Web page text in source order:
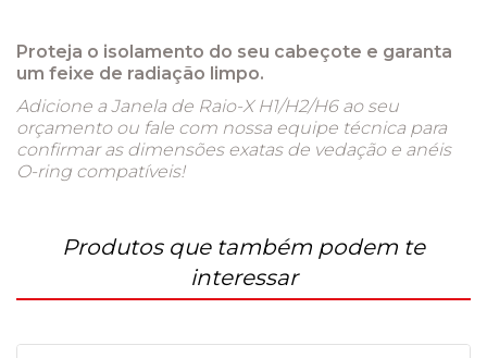
Proteja o isolamento do seu cabeçote e garanta
um feixe de radiação limpo.
Adicione a Janela de Raio-X H1/H2/H6 ao seu
orçamento ou fale com nossa equipe técnica para
confirmar as dimensões exatas de vedação e anéis
O-ring compatíveis!
Produtos que também podem te
interessar